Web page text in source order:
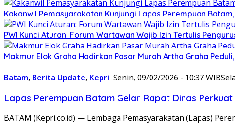
Kakanwil Pemasyarakatan Kunjungi Lapas Perempuan
PWI Kunci Aturan: Forum Wartawan Wajib Izin Tertulis
Makmur Elok Graha Hadirkan Pasar Murah Artha Graha
Batam, Berita Update, Kepri Senin, 09/02/2026 - 10:37 WIB
Lapas Perempuan Batam Gelar Rapat Dinas
BATAM (Kepri.co.id) — Lembaga Pemasyarakatan (Lapas)